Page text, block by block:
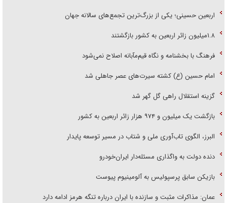
اربعین حسینی؛ یکی از بزرگ‌ترین تجمع‌های سالانه جهان
۱.۸میلیون زائر اربعین به کشور بازگشتند
فرهنگ با بخشنامه و نگاه قیم‌مآبانه اصلاح نمی‌شود
امام حسین (ع) کشته سیرت‌های عصر جاهلی شد
گزینه استقلال راهی گل گهر شد
بازگشت یک میلیون و ۹۷۴ هزار زائر اربعین به کشور
البرز، الگوی تاب‌آوری ملی و شتاب در مسیر توسعه پایدار
دنده دولت به واگذاری مسئله‌دار ایران‌خودرو
بازیکن سابق پرسپولیس به آلومینیوم پیوست
عمان: مذاکرات مثبت و سازنده با ایران درباره تنگه هرمز ادامه دارد